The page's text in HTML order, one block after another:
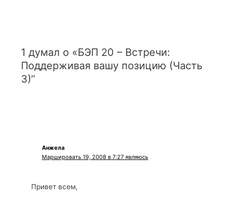
1 думал о «БЭП 20 – Встречи:
Поддерживая вашу позицию (Часть
3)”
Анжела
Маршировать 19, 2008 в 7:27 являюсь
Привет всем,